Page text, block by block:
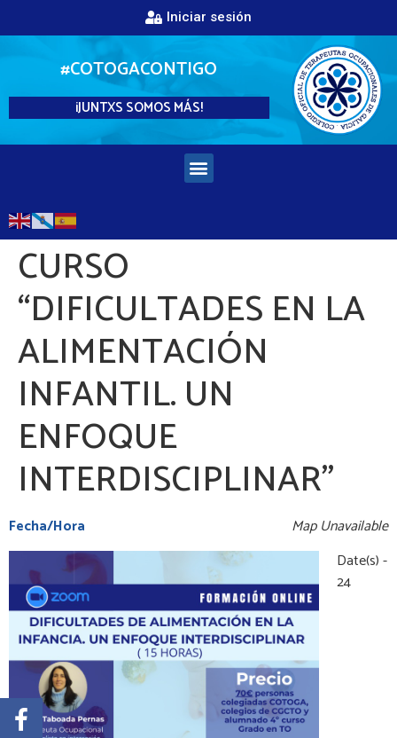
Iniciar sesión
#COTOGACONTIGO
¡JUNTXS SOMOS MÁS!
CURSO
“DIFICULTADES EN LA
ALIMENTACIÓN
INFANTIL. UN
ENFOQUE
INTERDISCIPLINAR”
Map Unavailable
Fecha/Hora
Date(s) -
24